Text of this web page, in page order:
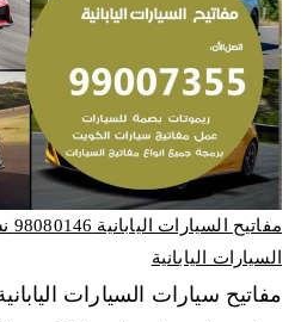
السيارات اليابانية
مفاتيح سيارات السيارات